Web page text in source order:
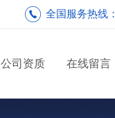
全国服务热线：
公司资质 在线留言